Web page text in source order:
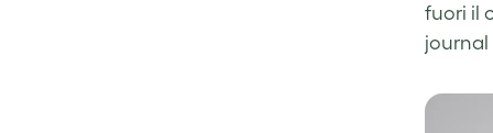
fuori il
journal